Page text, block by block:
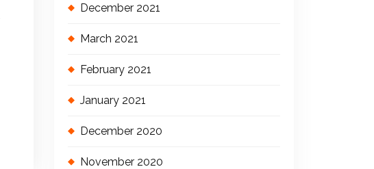
December 2021
March 2021
February 2021
January 2021
December 2020
November 2020